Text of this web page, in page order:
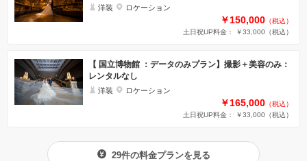
洋装 ロケーション
￥150,000 （税込）
土日祝UP料金： ￥33,000 （税込）
【 国立博物館 ：データのみプラン】撮影＋美容のみ：
レンタルなし
洋装 ロケーション
￥165,000 （税込）
土日祝UP料金： ￥33,000 （税込）
29件の料金プランを見る